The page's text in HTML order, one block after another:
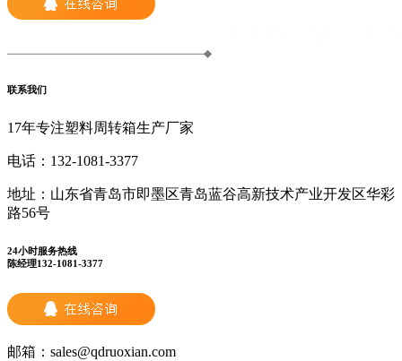
联系我们
17年专注塑料周转箱生产厂家
电话： 132-1081-3377
地址： 山东省青岛市即墨区青岛蓝谷高新技术产业开发区华彩
路56号
24小时服务热线
陈经理132-1081-3377
邮箱： sales@qdruoxian.com